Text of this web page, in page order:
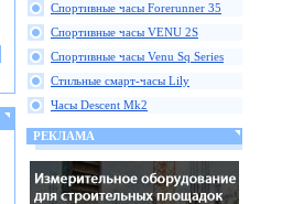
Спортивные часы Forerunner 35
Спортивные часы VENU 2S
Спортивные часы Venu Sq Series
Стильные смарт-часы Lily
Часы Descent Mk2
РЕКЛАМА